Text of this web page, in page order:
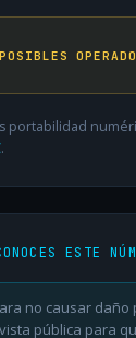
portabilidad
.
ESTE
no causar
pública para